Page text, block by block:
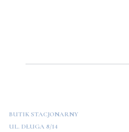
BUTIK STACJONARNY
UL. DŁUGA 8/14